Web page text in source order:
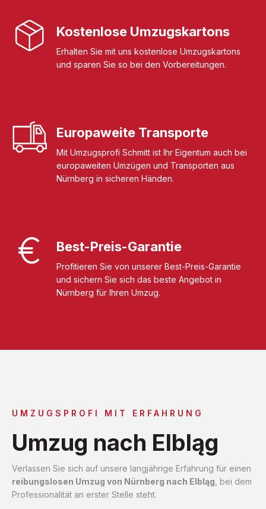
Kostenlose Umzugskartons
Erhalten Sie mit uns kostenlose Umzugskartons
und sparen Sie so bei den Vorbereitungen.
Europaweite Transporte
Mit Umzugsprofi Schmitt ist Ihr Eigentum auch bei
europaweiten Umzügen und Transporten aus
Nürnberg in sicheren Händen.
Best-Preis-Garantie
Profitieren Sie von unserer Best-Preis-Garantie
und sichern Sie sich das beste Angebot in
Nürnberg für Ihren Umzug.
UMZUGSPROFI MIT ERFAHRUNG
Umzug nach Elbląg
Verlassen Sie sich auf unsere langjährige Erfahrung für einen
reibungslosen Umzug von Nürnberg nach Elbląg , bei dem
Professionalität an erster Stelle steht.